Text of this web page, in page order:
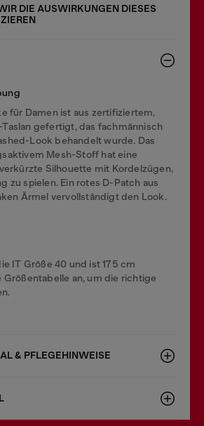
DIE AUSWIRKUNGEN DIESES
für Damen ist aus zertifiziertem,
gefertigt, das fachmännisch
Look behandelt wurde. Das
Mesh-Stoff hat eine
Silhouette mit Kordelzügen,
zu spielen. Ein rotes D-Patch aus
Ärmel vervollständigt den Look.
IT Größe 40 und ist 175 cm
Größentabelle an, um die richtige
& PFLEGEHINWEISE